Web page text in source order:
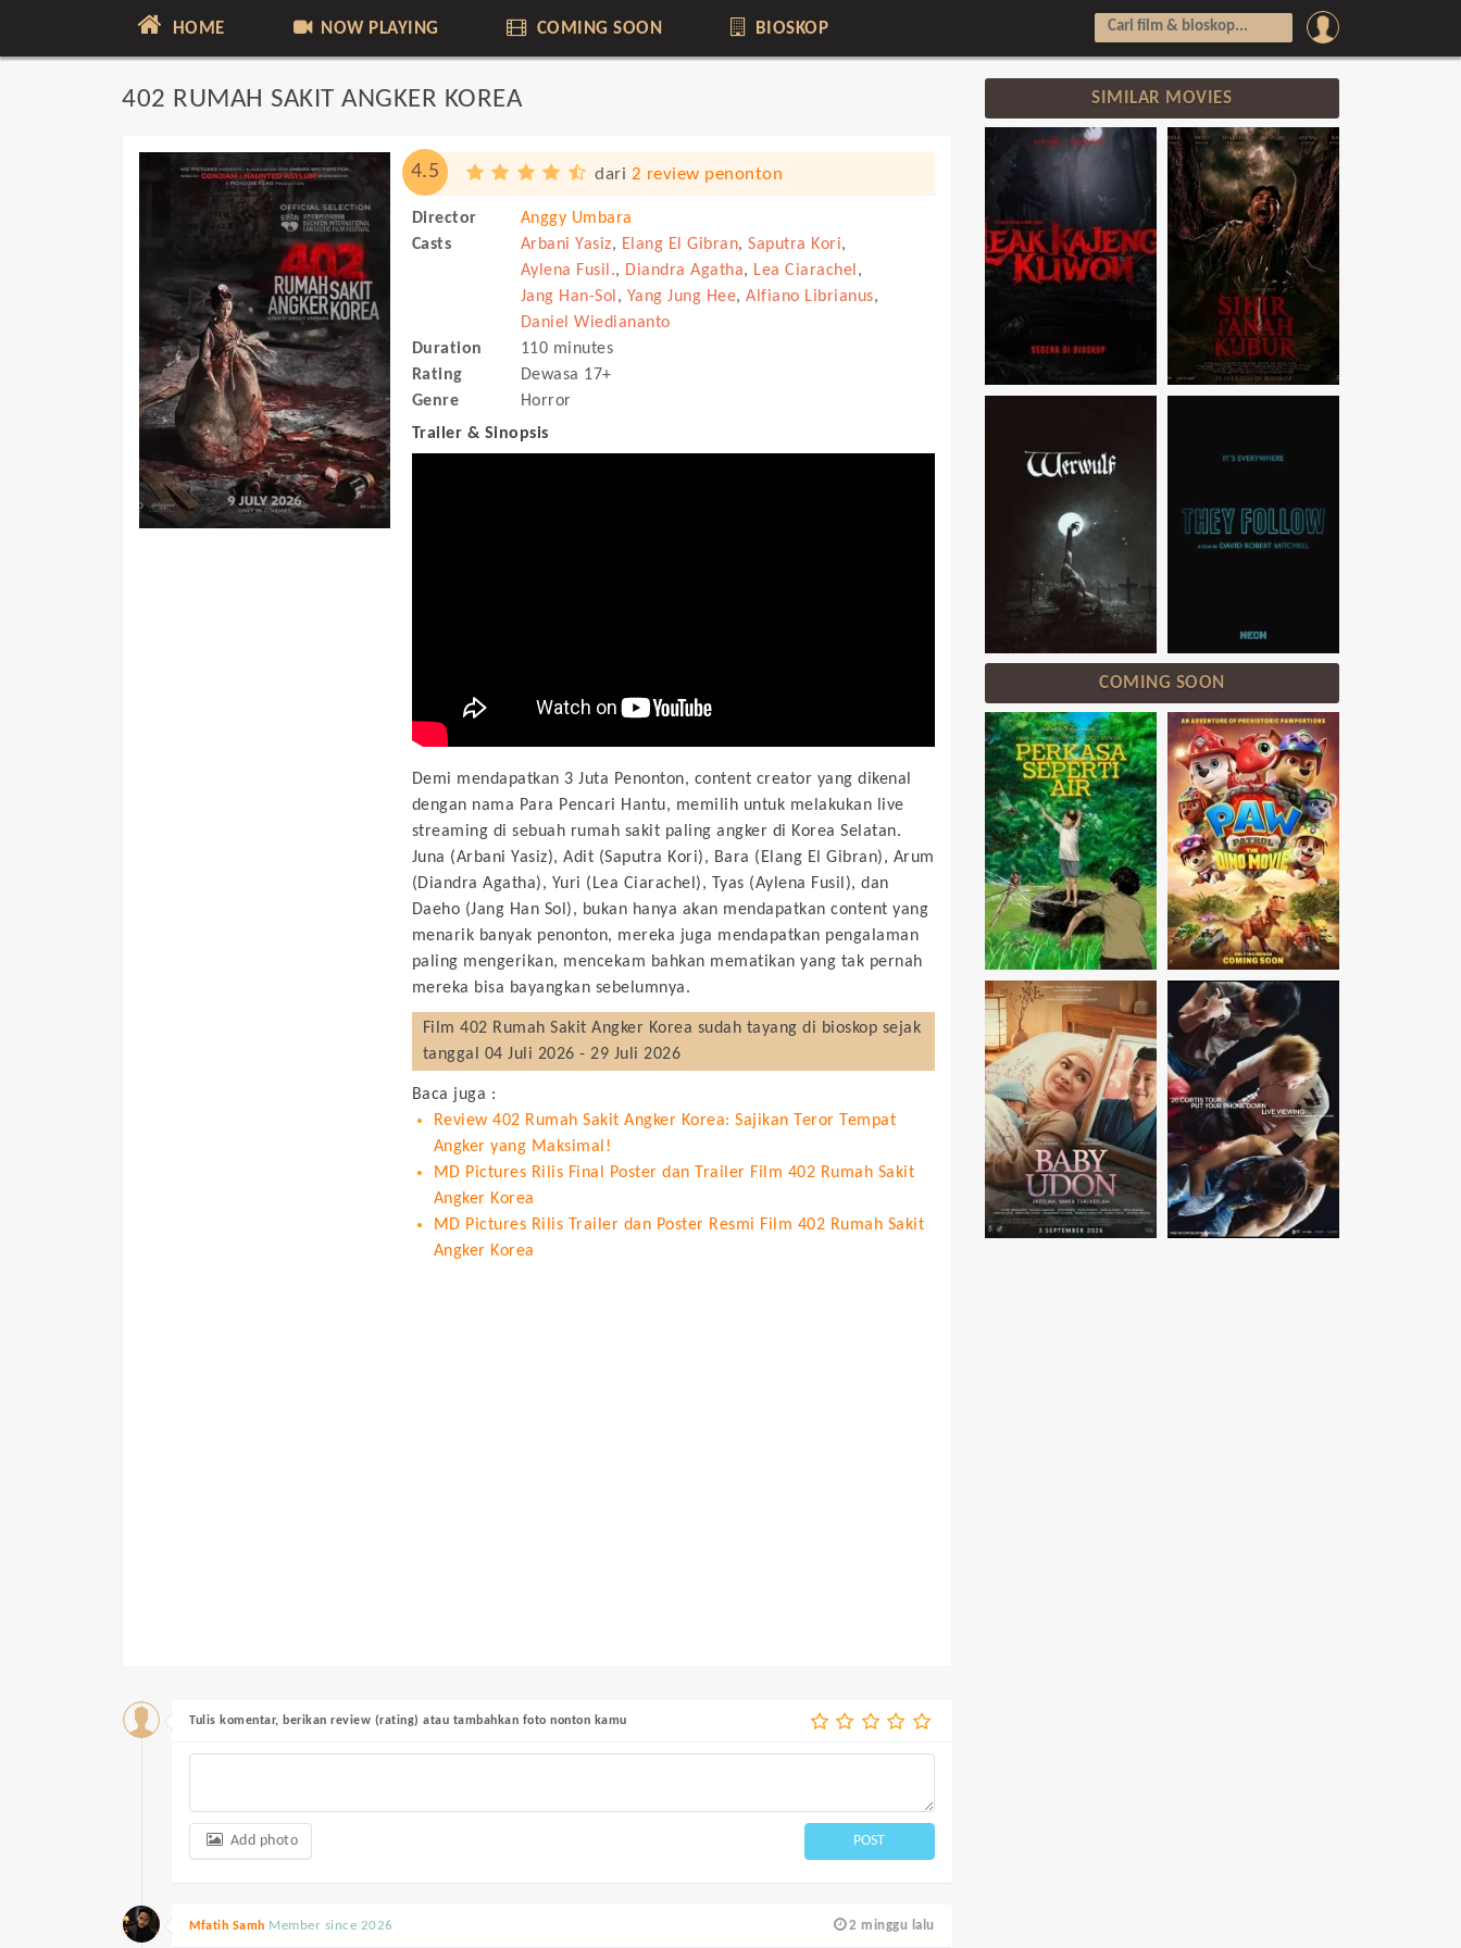
HOME NOW PLAYING COMING SOON BIOSKOP
402 RUMAH SAKIT ANGKER KOREA
4.5 dari 2 review penonton
Director
Anggy Umbara
Casts
Arbani Yasiz, Elang El Gibran, Saputra Kori,
Aylena Fusil., Diandra Agatha, Lea Ciarachel ,
Jang Han-Sol , Yang Jung Hee, Alfiano Librianus,
Daniel Wiediananto
Duration
110 minutes
Rating
Dewasa 17+
Genre
Horror
Trailer & Sinopsis
Demi mendapatkan 3 Juta Penonton, content creator yang dikenal
dengan nama Para Pencari Hantu, memilih untuk melakukan live
streaming di sebuah rumah sakit paling angker di Korea Selatan.
Juna (Arbani Yasiz), Adit (Saputra Kori), Bara (Elang El Gibran), Arum
(Diandra Agatha), Yuri (Lea Ciarachel), Tyas (Aylena Fusil), dan
Daeho (Jang Han Sol), bukan hanya akan mendapatkan content yang
menarik banyak penonton, mereka juga mendapatkan pengalaman
paling mengerikan, mencekam bahkan mematikan yang tak pernah
mereka bisa bayangkan sebelumnya.
Film 402 Rumah Sakit Angker Korea sudah tayang di bioskop sejak
tanggal 04 Juli 2026 - 29 Juli 2026
Baca juga :
Review 402 Rumah Sakit Angker Korea: Sajikan Teror Tempat
Angker yang Maksimal!
MD Pictures Rilis Final Poster dan Trailer Film 402 Rumah Sakit
Angker Korea
MD Pictures Rilis Trailer dan Poster Resmi Film 402 Rumah Sakit
Angker Korea
Tulis komentar, berikan review (rating) atau tambahkan foto nonton kamu
Add photo POST
2 minggu lalu
Mfatih Samh Member since 2026
SIMILAR MOVIES
COMING SOON